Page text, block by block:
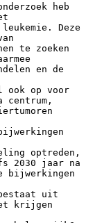
heb
Deze
te zoeken
en de
ook op voor
centrum,
optreden,
2030 jaar na
bijwerkingen
uit
krijgen